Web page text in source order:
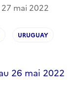
27 mai 2022
URUGUAY
26 mai 2022